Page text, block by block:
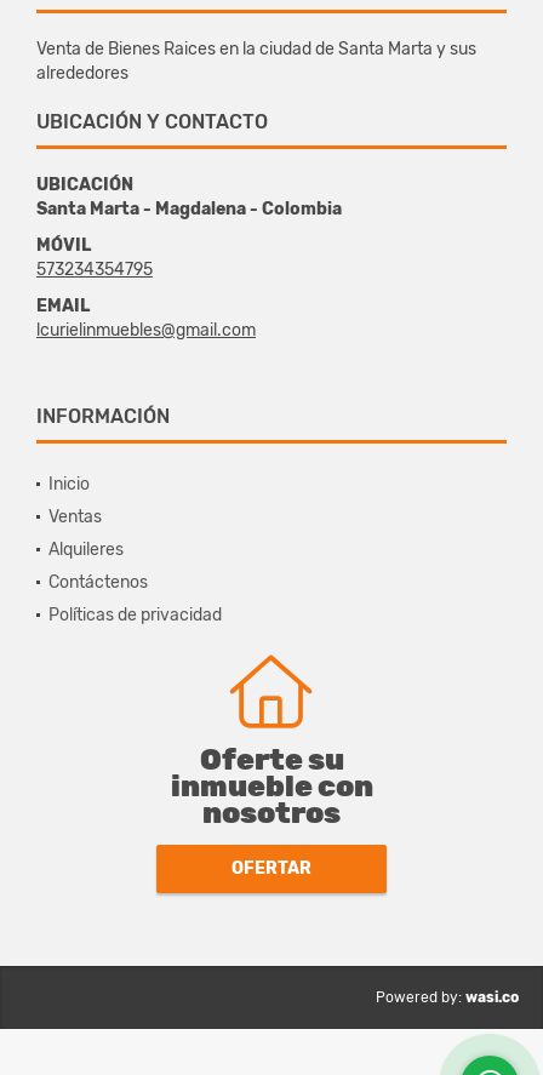
Venta de Bienes Raices en la ciudad de Santa Marta y sus
alrededores
UBICACIÓN Y CONTACTO
UBICACIÓN
Santa Marta - Magdalena - Colombia
MÓVIL
573234354795
EMAIL
lcurielinmuebles@gmail.com
INFORMACIÓN
Inicio
Ventas
Alquileres
Contáctenos
Políticas de privacidad
Oferte su
inmueble con
nosotros
OFERTAR
Powered by: wasi.co